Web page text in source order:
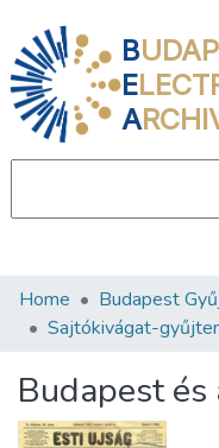
B
E
A
Communities &
Statistics
Home Budapest
Sajtókivágat-
Budapest